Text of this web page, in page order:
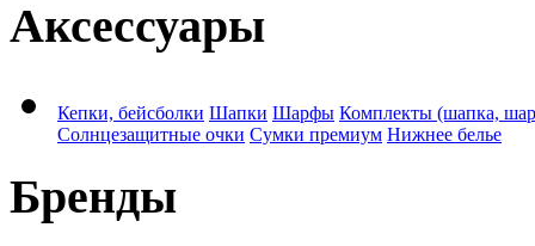
Аксессуары
Кепки, бейсболки Шапки Шарфы Комплекты (шапка,
Солнцезащитные очки Сумки премиум Нижнее белье
Бренды